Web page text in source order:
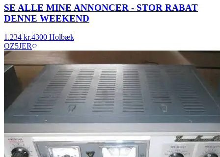
SE ALLE MINE ANNONCER - STOR RABAT
DENNE WEEKEND
1.234 kr.4300 Holbæk
OZ5JER